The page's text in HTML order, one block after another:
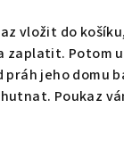
vložit do
Potom
jeho domu
Poukaz